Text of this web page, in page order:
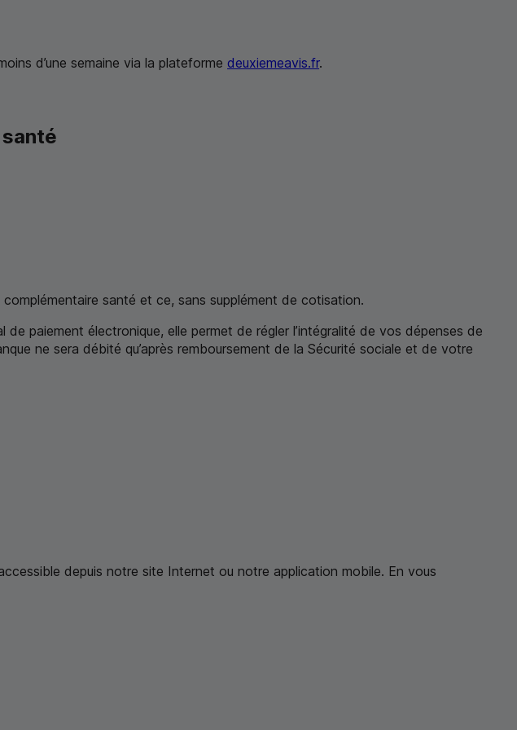
d’une semaine via la plateforme deuxiemeavis.fr.
santé et ce, sans supplément de cotisation.
paiement électronique, elle permet de régler l’intégralité de vos dépenses de
ne sera débité qu’après remboursement de la Sécurité sociale et de votre
depuis notre site Internet ou notre application mobile. En vous